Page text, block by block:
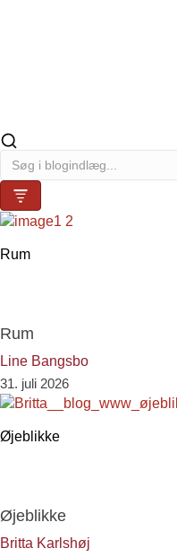
Rum
Rum
Line Bangsbo
31. juli 2026
Øjeblikke
Øjeblikke
Britta Karlshøj